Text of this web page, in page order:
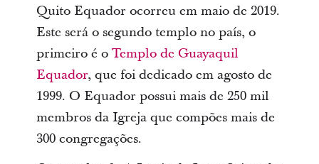
Quito Equador ocorreu em maio de 2019.
Este será o segundo templo no país, o
primeiro é o Templo de Guayaquil
Equador, que foi dedicado em agosto de
1999. O Equador possui mais de 250 mil
membros da Igreja que compões mais de
300 congregações.